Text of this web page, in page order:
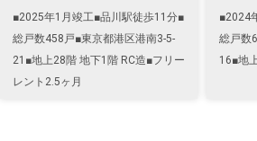
■2025年1月竣工■品川駅徒歩11分■
総戸数458戸■東京都港区港南3-5-
21■地上28階 地下1階 RC造■フリー
レント2.5ヶ月
■2024
総戸数
16■地